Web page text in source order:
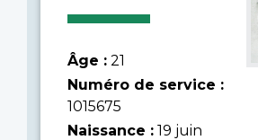
Âge : 21
Numéro de service :
1015675
Naissance : 19 juin